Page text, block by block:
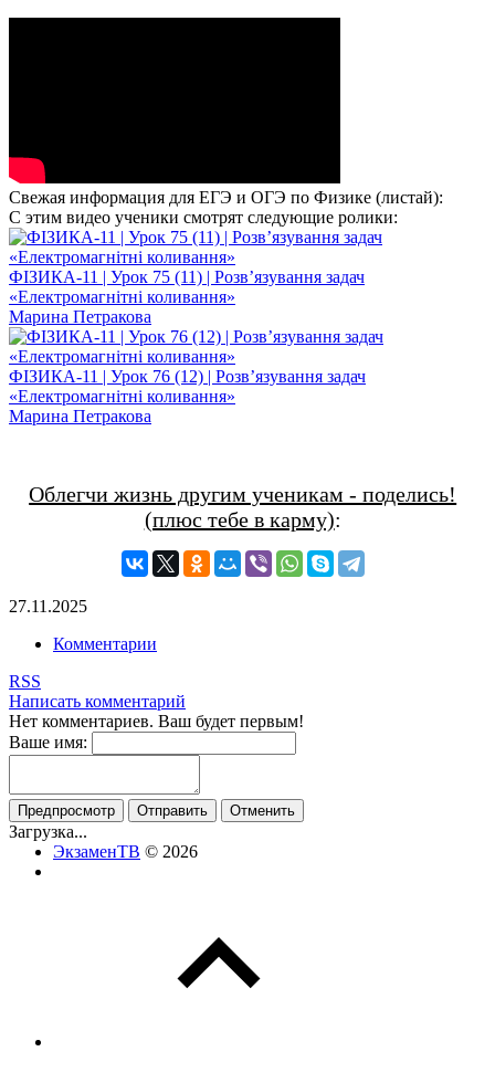
Свежая информация для ЕГЭ и ОГЭ по Физике (листай):
С этим видео ученики смотрят следующие ролики:
ФІЗИКА-11 | Урок 75 (11) | Розв’язування задач
«Електромагнітні коливання»
Марина Петракова
ФІЗИКА-11 | Урок 76 (12) | Розв’язування задач
«Електромагнітні коливання»
Марина Петракова
Облегчи жизнь другим ученикам - поделись!
(плюс тебе в карму):
27.11.2025
Комментарии
RSS
Написать комментарий
Нет комментариев. Ваш будет первым!
Ваше имя:
Загрузка...
ЭкзаменТВ © 2026